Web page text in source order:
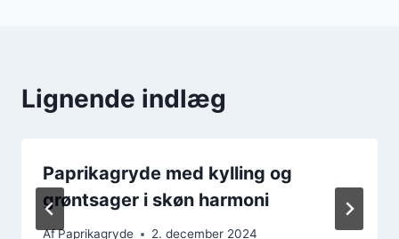
Lignende indlæg
Paprikagryde med kylling og
grøntsager i skøn harmoni
AfPaprikagryde 2. december 2024